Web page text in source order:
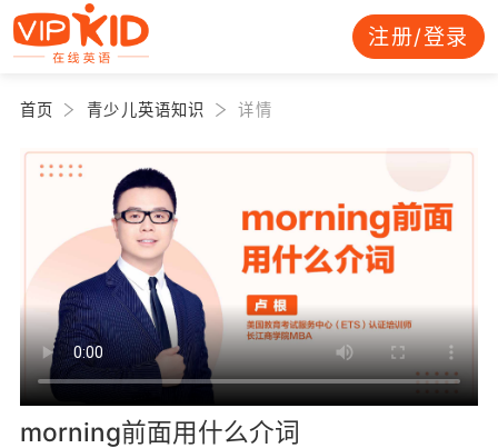
注册/登录
首页 青少儿英语知识 详情
morning前面用什么介词